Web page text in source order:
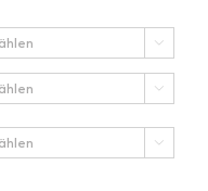


